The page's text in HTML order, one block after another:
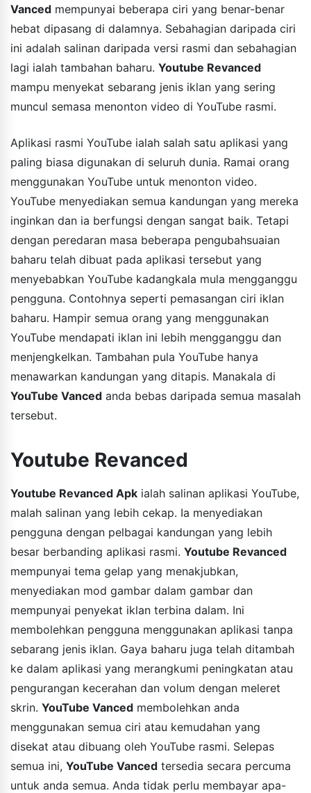
Vanced mempunyai beberapa ciri yang benar-benar
hebat dipasang di dalamnya. Sebahagian daripada ciri
ini adalah salinan daripada versi rasmi dan sebahagian
lagi ialah tambahan baharu. Youtube Revanced
mampu menyekat sebarang jenis iklan yang sering
muncul semasa menonton video di YouTube rasmi.
Aplikasi rasmi YouTube ialah salah satu aplikasi yang
paling biasa digunakan di seluruh dunia. Ramai orang
menggunakan YouTube untuk menonton video.
YouTube menyediakan semua kandungan yang mereka
inginkan dan ia berfungsi dengan sangat baik. Tetapi
dengan peredaran masa beberapa pengubahsuaian
baharu telah dibuat pada aplikasi tersebut yang
menyebabkan YouTube kadangkala mula mengganggu
pengguna. Contohnya seperti pemasangan ciri iklan
baharu. Hampir semua orang yang menggunakan
YouTube mendapati iklan ini lebih mengganggu dan
menjengkelkan. Tambahan pula YouTube hanya
menawarkan kandungan yang ditapis. Manakala di
YouTube Vanced anda bebas daripada semua masalah
tersebut.
Youtube Revanced
Youtube Revanced Apk ialah salinan aplikasi YouTube,
malah salinan yang lebih cekap. Ia menyediakan
pengguna dengan pelbagai kandungan yang lebih
besar berbanding aplikasi rasmi. Youtube Revanced
mempunyai tema gelap yang menakjubkan,
menyediakan mod gambar dalam gambar dan
mempunyai penyekat iklan terbina dalam. Ini
membolehkan pengguna menggunakan aplikasi tanpa
sebarang jenis iklan. Gaya baharu juga telah ditambah
ke dalam aplikasi yang merangkumi peningkatan atau
pengurangan kecerahan dan volum dengan meleret
skrin. YouTube Vanced membolehkan anda
menggunakan semua ciri atau kemudahan yang
disekat atau dibuang oleh YouTube rasmi. Selepas
semua ini, YouTube Vanced tersedia secara percuma
untuk anda semua. Anda tidak perlu membayar apa-